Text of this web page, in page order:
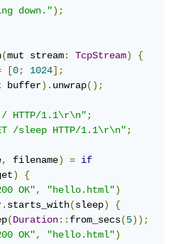
down.");
(mut stream: TcpStream)
{
[0; 1024];
buffer). unwrap();
/ HTTP/1.1\r\n" ;
/sleep HTTP/1.1\r\n" ;
, filename) = if
)
{
OK", "hello.html")
. starts_with(sleep)
{
(Duration:: from_secs(5));
OK", "hello.html")